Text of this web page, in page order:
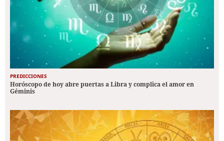
PREDICCIONES
Horóscopo de hoy abre puertas a Libra y complica el amor en
Géminis